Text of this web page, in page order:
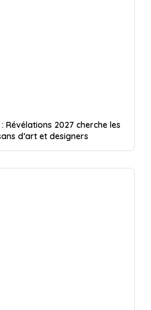
Révélations 2027 cherche les
d’art et designers